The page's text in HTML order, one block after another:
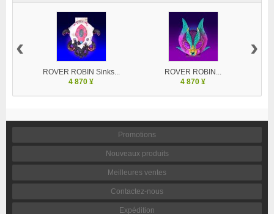
ROVER ROBIN Sinks...
4 870 ¥
ROVER ROBIN...
4 870 ¥
‹ ›
Promotions
Nouveaux produits
Meilleures ventes
Contactez-nous
Expédition